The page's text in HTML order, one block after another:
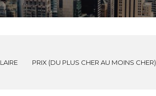
PRIX (DU PLUS CHER AU MOINS CHER)